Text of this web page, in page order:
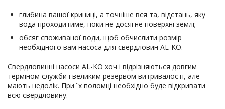
глибина вашої криниці, а точніше вся та, відстань, яку
вода проходитиме, поки не досягне поверхні землі;
обсяг споживаної води, щоб обчислити розмір
необхідного вам насоса для свердловин AL-KO.
Свердловинні насоси AL-KO хоч і відрізняються довгим
терміном служби і великим резервом витривалості, але
мають недолік. При їх поломці необхідно буде відкривати
всю свердловину.